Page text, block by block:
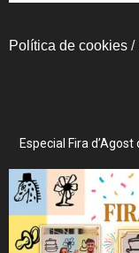
Política de cookies /
Especial Fira